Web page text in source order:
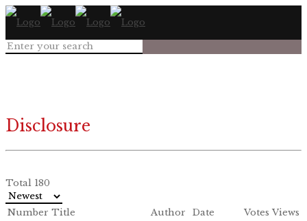
Disclosure
Total 180
Number Title Author Date Votes Views